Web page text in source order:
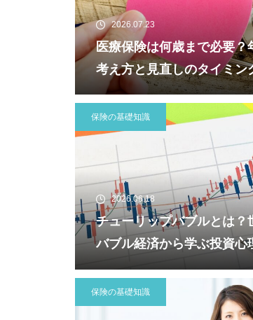
2026.07.23
医療保険は何歳まで必要？
考え方と見直しのタイミン
保険の基礎知識
2026.06.18
チューリップバブルとは？
バブル経済から学ぶ投資心
ク
保険の基礎知識